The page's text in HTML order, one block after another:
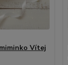
Vítej